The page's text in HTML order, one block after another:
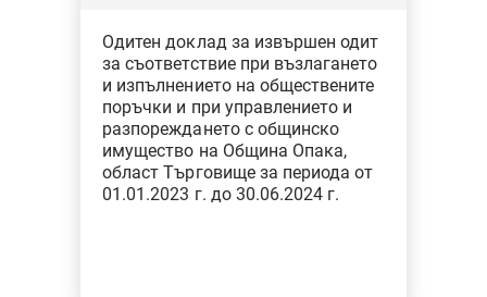
Тип: Одит за съответствие при
финансовото управление
Одитен доклад за извършен одит
за съответствие при възлагането
и изпълнението на обществените
поръчки и при управлението и
разпореждането с общинско
имущество на Община Опака,
област Търговище за периода от
01.01.2023 г. до 30.06.2024 г.